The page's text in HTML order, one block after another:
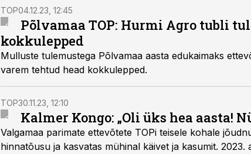
TOP04.12.23, 12:45
Põlvamaa TOP: Hurmi Agro tubli
kokkulepped
Mulluste tulemustega Põlvamaa aasta edukaimaks
varem tehtud head kokkulepped.
TOP30.11.23, 12:10
Kalmer Kongo: „Oli üks hea aasta!
Valgamaa parimate ettevõtete TOPi teisele kohale
hinnatõusu ja kasvatas mühinal käivet ja kasumit.